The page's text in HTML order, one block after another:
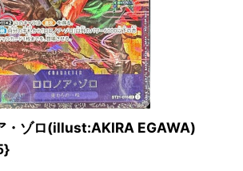
・ゾロ(illust:AKIRA EGAWA)